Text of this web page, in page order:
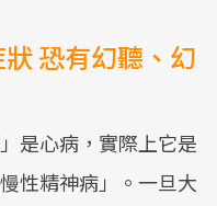
恐有幻聽、幻
是心病，實際上它是
性精神病」。一旦大